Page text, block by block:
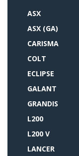
ASX
ASX (GA)
CARISMA
COLT
ECLIPSE
GALANT
GRANDIS
L200
L200 V
LANCER